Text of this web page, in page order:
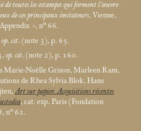
de toutes les estampes qui forment l’œuvre
de ces principaux imitateurs, Vienne,
Appendix », n° 66.
op. cit. (note 3), p. 65.
op. cit. (note 2), p. 160.
Marie-Noëlle Grison, Marleen Ram,
de Rhea Sylvia Blok, Hans
Art sur papier. Acquisitions récentes
, cat. exp. Paris (Fondation
n° 62.